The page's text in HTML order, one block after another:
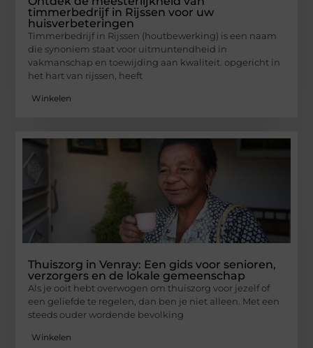
timmerbedrijf in Rijssen voor uw
huisverbeteringen
Timmerbedrijf in Rijssen (houtbewerking) is een naam
die synoniem staat voor uitmuntendheid in
vakmanschap en toewijding aan kwaliteit. opgericht in
het hart van rijssen, heeft
Winkelen
Thuiszorg in Venray: Een gids voor senioren,
verzorgers en de lokale gemeenschap
Als je ooit hebt overwogen om thuiszorg voor jezelf of
een geliefde te regelen, dan ben je niet alleen. Met een
steeds ouder wordende bevolking
Winkelen